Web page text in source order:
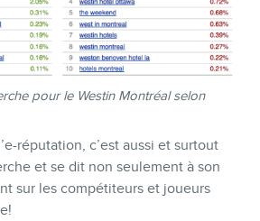
pour le Westin Montréal selon
réputation, c’est aussi et surtout
et se dit non seulement à son
sur les compétiteurs et joueurs